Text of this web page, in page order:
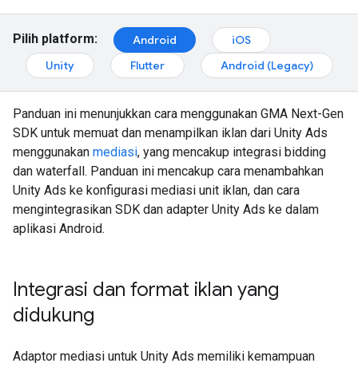
Pilih platform: Android
iOS
Unity
Flutter Android (Legacy)
Panduan ini menunjukkan cara menggunakan GMA Next-Gen
SDK untuk memuat dan menampilkan iklan dari Unity Ads
menggunakan mediasi, yang mencakup integrasi bidding
dan waterfall. Panduan ini mencakup cara menambahkan
Unity Ads ke konfigurasi mediasi unit iklan, dan cara
mengintegrasikan SDK dan adapter Unity Ads ke dalam
aplikasi Android.
Integrasi dan format iklan yang
didukung
Adaptor mediasi untuk Unity Ads memiliki kemampuan